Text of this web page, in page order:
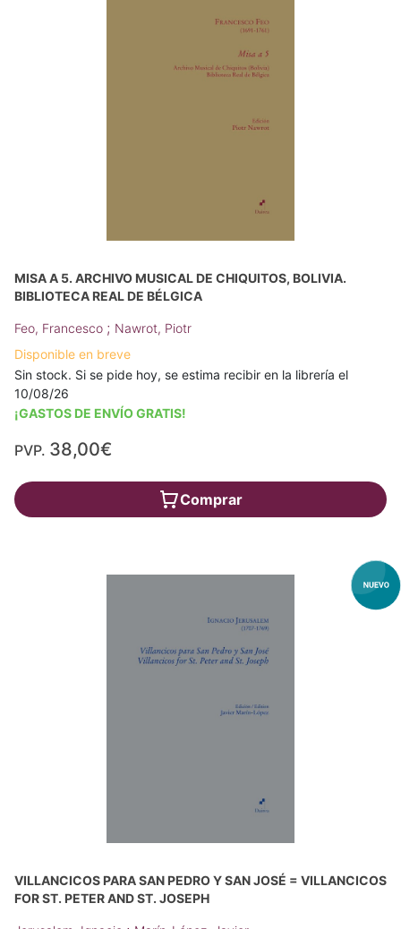
MISA A 5. ARCHIVO MUSICAL DE CHIQUITOS, BOLIVIA.
BIBLIOTECA REAL DE BÉLGICA
Feo, Francesco ; Nawrot, Piotr
Disponible en breve
Sin stock. Si se pide hoy, se estima recibir en la librería el
10/08/26
¡GASTOS DE ENVÍO GRATIS!
PVP. 38,00€
Comprar
VILLANCICOS PARA SAN PEDRO Y SAN JOSÉ = VILLANCICOS
FOR ST. PETER AND ST. JOSEPH